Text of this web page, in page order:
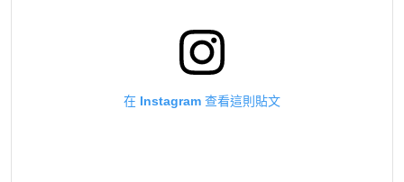
在 Instagram 查看這則貼文